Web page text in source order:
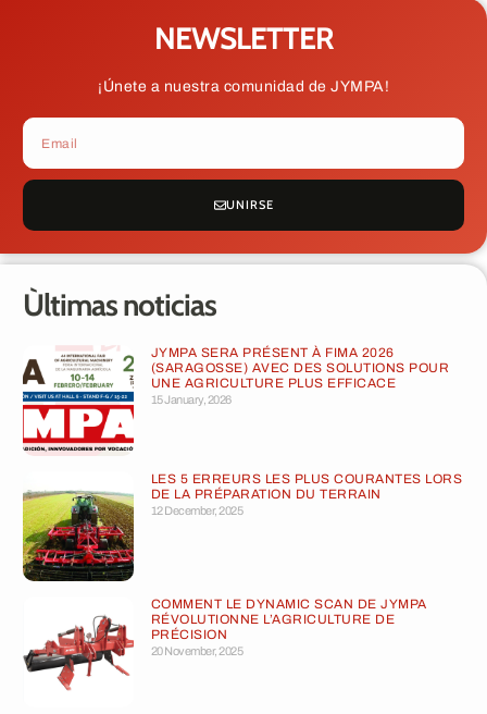
NEWSLETTER
¡Únete a nuestra comunidad de JYMPA!
UNIRSE
Ùltimas noticias
JYMPA SERA PRÉSENT À FIMA 2026
(SARAGOSSE) AVEC DES SOLUTIONS POUR
UNE AGRICULTURE PLUS EFFICACE
15 January, 2026
LES 5 ERREURS LES PLUS COURANTES LORS
DE LA PRÉPARATION DU TERRAIN
12 December, 2025
COMMENT LE DYNAMIC SCAN DE JYMPA
RÉVOLUTIONNE L’AGRICULTURE DE
PRÉCISION
20 November, 2025